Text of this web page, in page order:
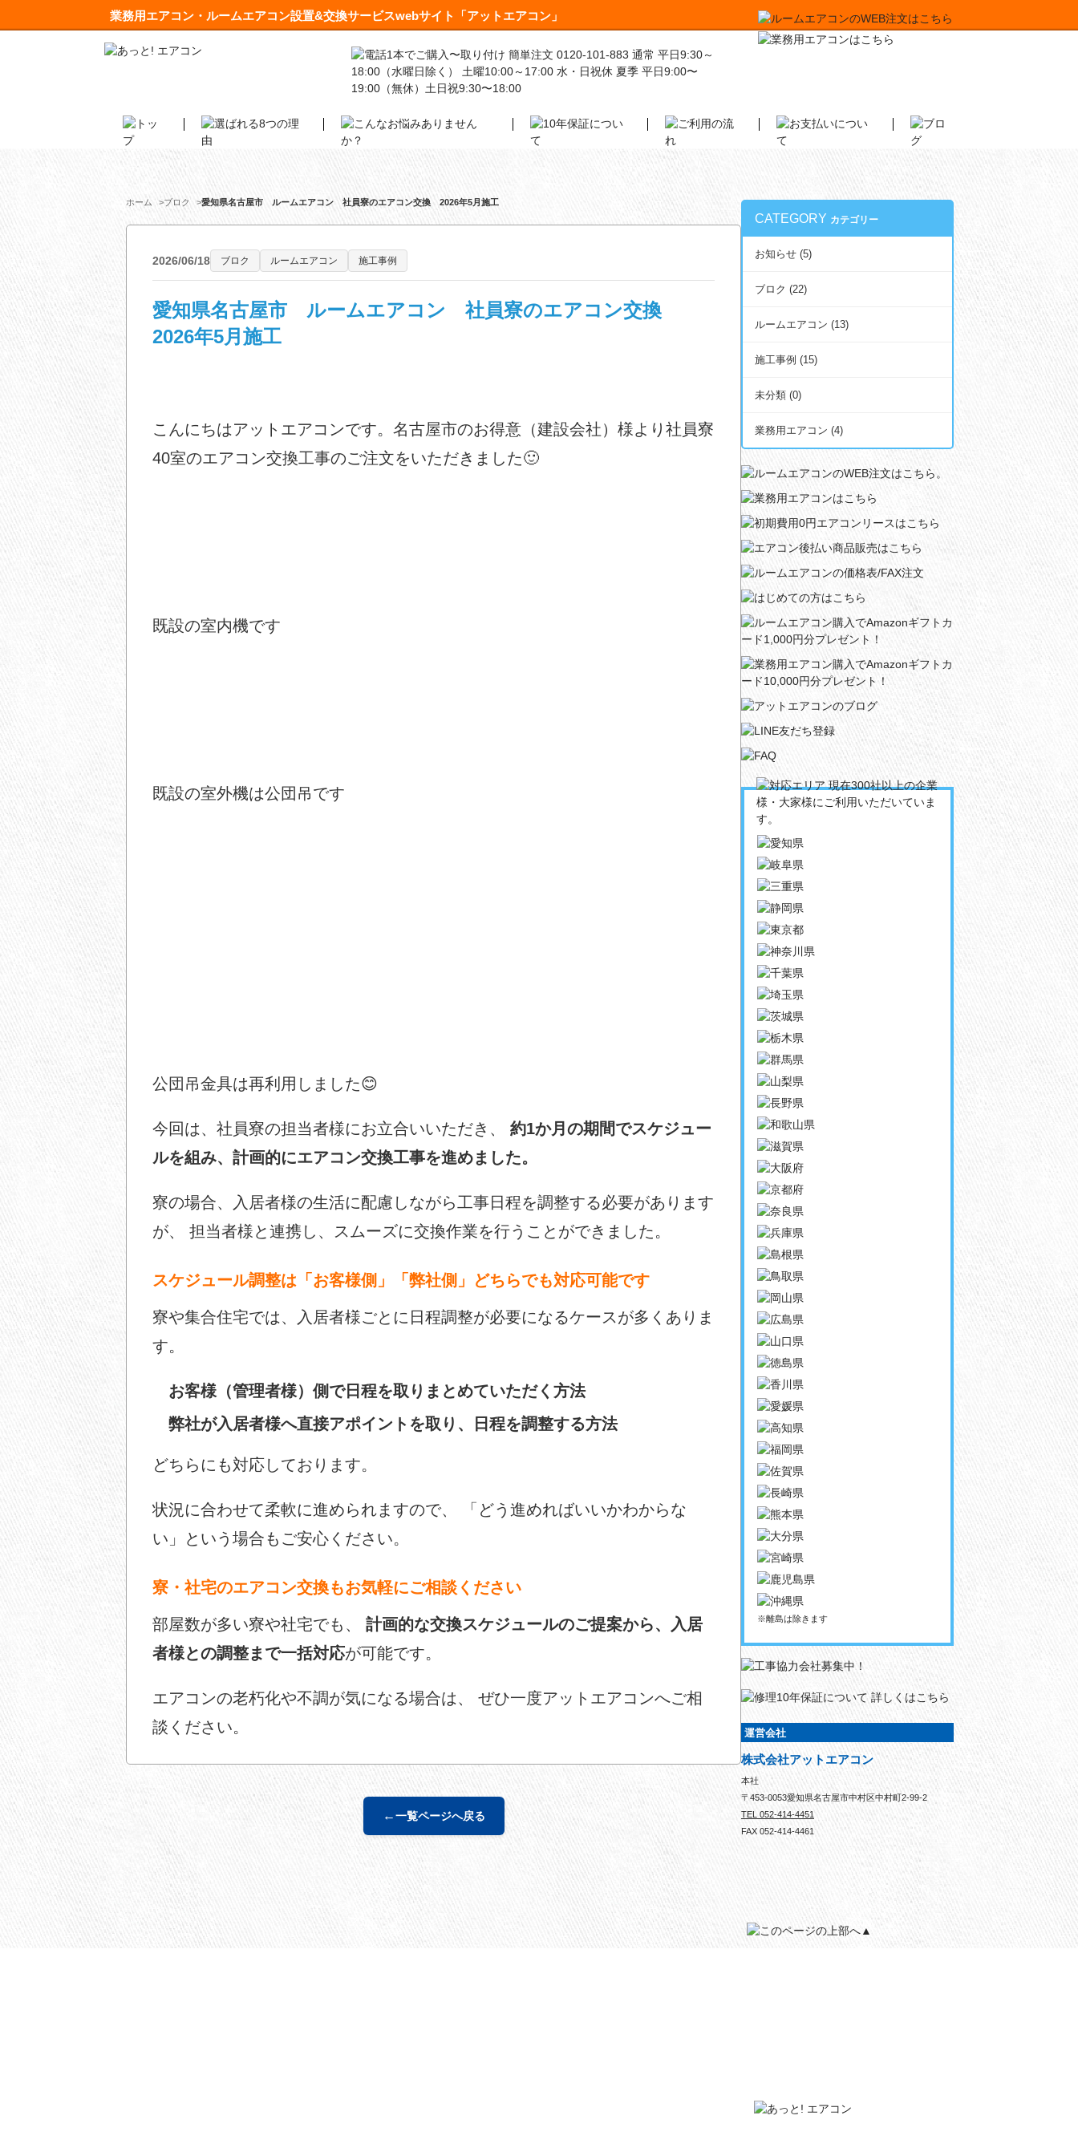
業務用エアコン・ルームエアコン設置&交換サービスwebサイト「アットエアコン」
ホーム ブロク 愛知県名古屋市 ルームエアコン 社員寮のエアコン交換 2026年5月施工
2026/06/18 ブロク ルームエアコン 施工事例
愛知県名古屋市 ルームエアコン 社員寮のエアコン交換
2026年5月施工
こんにちはアットエアコンです。名古屋市のお得意（建設会社）様より社員寮
40室のエアコン交換工事のご注文をいただきました🙂
既設の室内機です
既設の室外機は公団吊です
公団吊金具は再利用しました😊
今回は、社員寮の担当者様にお立合いいただき、 約1か月の期間でスケジュー
ルを組み、計画的にエアコン交換工事を進めました。
寮の場合、入居者様の生活に配慮しながら工事日程を調整する必要があります
が、 担当者様と連携し、スムーズに交換作業を行うことができました。
スケジュール調整は「お客様側」「弊社側」どちらでも対応可能です
寮や集合住宅では、入居者様ごとに日程調整が必要になるケースが多くありま
す。
お客様（管理者様）側で日程を取りまとめていただく方法
弊社が入居者様へ直接アポイントを取り、日程を調整する方法
どちらにも対応しております。
状況に合わせて柔軟に進められますので、 「どう進めればいいかわからな
い」という場合もご安心ください。
寮・社宅のエアコン交換もお気軽にご相談ください
部屋数が多い寮や社宅でも、 計画的な交換スケジュールのご提案から、入居
者様との調整まで一括対応が可能です。
エアコンの老朽化や不調が気になる場合は、 ぜひ一度アットエアコンへご相
談ください。
←一覧ページへ戻る
CATEGORY カテゴリー
お知らせ (5)
ブロク (22)
ルームエアコン (13)
施工事例 (15)
未分類 (0)
業務用エアコン (4)
※離島は除きます
運営会社
株式会社アットエアコン
本社
〒453-0053愛知県名古屋市中村区中村町2-99-2
TEL 052-414-4451
FAX 052-414-4461